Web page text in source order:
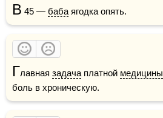
В 45 — баба ягодка опять.
Главная задача платной медицины
боль в хроническую.